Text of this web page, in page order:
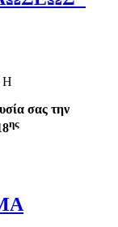
Η
σας την
ης